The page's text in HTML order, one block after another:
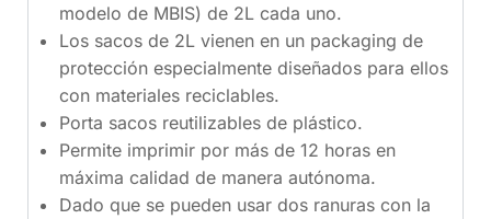
modelo de MBIS) de 2L cada uno.
Los sacos de 2L vienen en un packaging de
protección especialmente diseñados para ellos
con materiales reciclables.
Porta sacos reutilizables de plástico.
Permite imprimir por más de 12 horas en
máxima calidad de manera autónoma.
Dado que se pueden usar dos ranuras con la